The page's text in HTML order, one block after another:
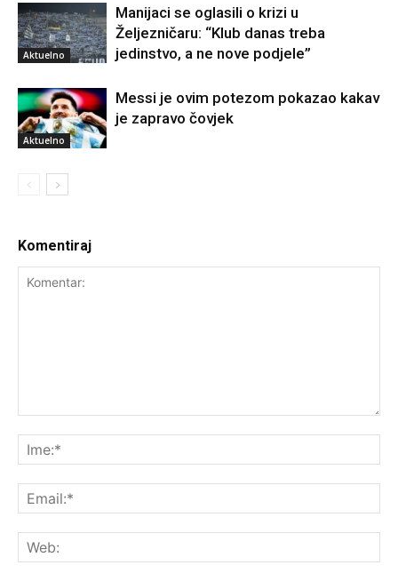
Aktuelno
Manijaci se oglasili o krizi u
Željezničaru: “Klub danas treba
jedinstvo, a ne nove podjele”
Aktuelno
Messi je ovim potezom pokazao kakav
je zapravo čovjek
Komentiraj